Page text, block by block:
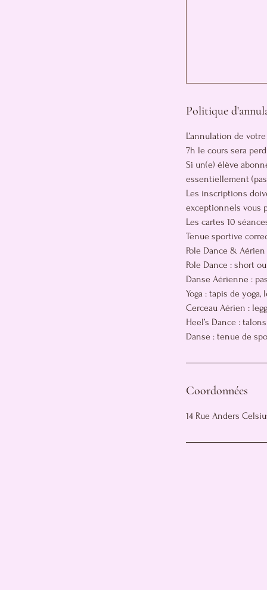
Politique
L’annulation de
7h le cours sera
Si un(e) élève
essentiellement
Les inscriptions
exceptionnels vous
Les cartes 10
Tenue sportive
Pole Dance &
Pole Dance : short
Danse Aérienne :
Yoga : tapis de
Cerceau Aérien :
Heel’s Dance :
Danse : tenue de
Coordonnées
14 Rue Anders